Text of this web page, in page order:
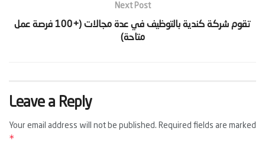
Next Post
‫تقوم شركة كندية بالتوظيف في عدة مجالات (+100 فرصة عمل
متاحة)‬
Leave a Reply
Your email address will not be published. Required fields are marked
*